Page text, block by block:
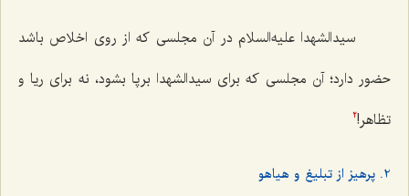
سیدالشهدا علیه‌السلام در آن مجلسی که از روی اخلاص باشد
حضور دارد؛ آن مجلسی كه برای سیدالشهدا برپا بشود، نه برای ریا و
تظاهر!2
2. پرهیز از تبلیغ و هیاهو